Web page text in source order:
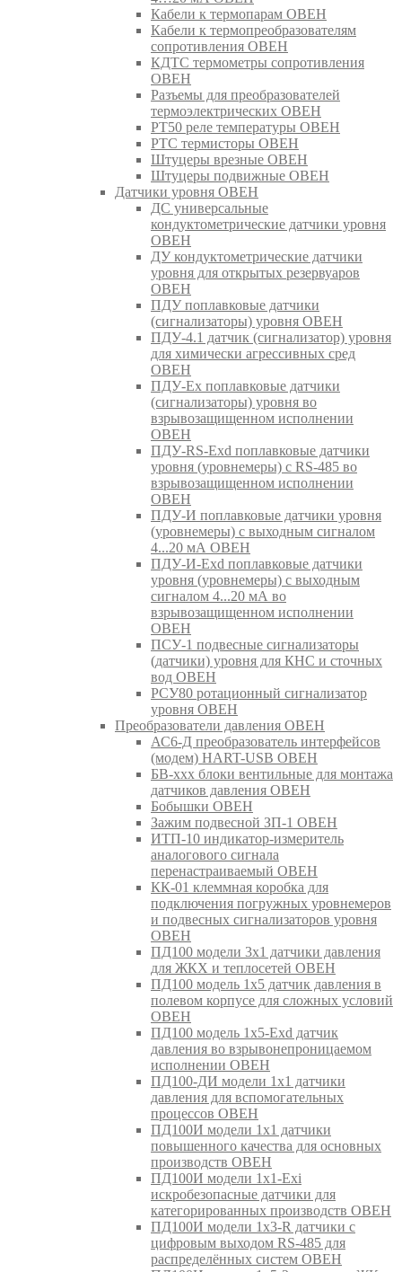
Кабели к термопарам ОВЕН
Кабели к термопреобразователям
сопротивления ОВЕН
КДТС термометры сопротивления
ОВЕН
Разъемы для преобразователей
термоэлектрических ОВЕН
РТ50 реле температуры ОВЕН
РТС термисторы ОВЕН
Штуцеры врезные ОВЕН
Штуцеры подвижные ОВЕН
Датчики уровня ОВЕН
ДС универсальные
кондуктометрические датчики уровня
ОВЕН
ДУ кондуктометрические датчики
уровня для открытых резервуаров
ОВЕН
ПДУ поплавковые датчики
(сигнализаторы) уровня ОВЕН
ПДУ-4.1 датчик (сигнализатор) уровня
для химически агрессивных сред
ОВЕН
ПДУ-Ex поплавковые датчики
(сигнализаторы) уровня во
взрывозащищенном исполнении
ОВЕН
ПДУ-RS-Exd поплавковые датчики
уровня (уровнемеры) с RS-485 во
взрывозащищенном исполнении
ОВЕН
ПДУ-И поплавковые датчики уровня
(уровнемеры) с выходным сигналом
4...20 мА ОВЕН
ПДУ-И-Exd поплавковые датчики
уровня (уровнемеры) с выходным
сигналом 4...20 мА во
взрывозащищенном исполнении
ОВЕН
ПСУ-1 подвесные сигнализаторы
(датчики) уровня для КНС и сточных
вод ОВЕН
РСУ80 ротационный сигнализатор
уровня ОВЕН
Преобразователи давления ОВЕН
АС6-Д преобразователь интерфейсов
(модем) HART-USB ОВЕН
БВ-ххх блоки вентильные для монтажа
датчиков давления ОВЕН
Бобышки ОВЕН
Зажим подвесной ЗП-1 ОВЕН
ИТП-10 индикатор-измеритель
аналогового сигнала
перенастраиваемый ОВЕН
КК-01 клеммная коробка для
подключения погружных уровнемеров
и подвесных сигнализаторов уровня
ОВЕН
ПД100 модели 3х1 датчики давления
для ЖКХ и теплосетей ОВЕН
ПД100 модель 1х5 датчик давления в
полевом корпусе для сложных условий
ОВЕН
ПД100 модель 1х5-Exd датчик
давления во взрывонепроницаемом
исполнении ОВЕН
ПД100-ДИ модели 1х1 датчики
давления для вспомогательных
процессов ОВЕН
ПД100И модели 1х1 датчики
повышенного качества для основных
производств ОВЕН
ПД100И модели 1х1-Exi
искробезопасные датчики для
категорированных производств ОВЕН
ПД100И модели 1х3-R датчики с
цифровым выходом RS-485 для
распределённых систем ОВЕН